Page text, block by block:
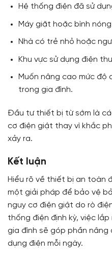
Hệ thống điện đã sử
Máy giặt hoặc bình
Nhà có trẻ nhỏ hoặc
Khu vực sử dụng điện
Muốn nâng cao mức độ
trong gia đình.
Đầu tư thiết bị từ sớm là
cơ điện giật thay vì khắc
xảy ra.
Kết luận
Hiểu rõ về thiết bị an toàn
một giải pháp để bảo vệ
nguy cơ điện giật do rò
thống điện định kỳ, việc
gia đình sẽ góp phần
dụng điện mỗi ngày.